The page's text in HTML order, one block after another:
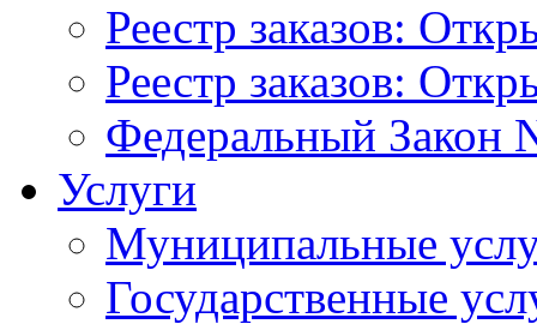
Реестр заказов:
Реестр заказов:
Федеральный Закон
Услуги
Муниципальные
Государственные